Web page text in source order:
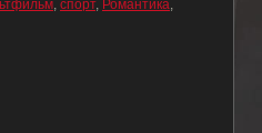
, спорт, Романтика,